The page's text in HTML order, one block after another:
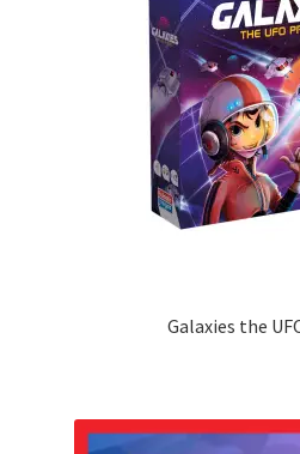
Galaxies the